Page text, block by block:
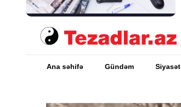
7 Avq • 15:14
Ana səhifə Gündəm Siyasət